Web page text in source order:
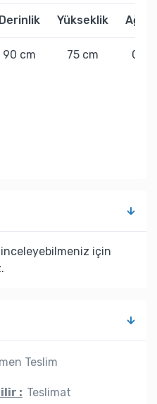
Derinlik Yükseklik
90 cm 75 cm 0 kg
inceleyebilmeniz için
Teslim
: Teslimat